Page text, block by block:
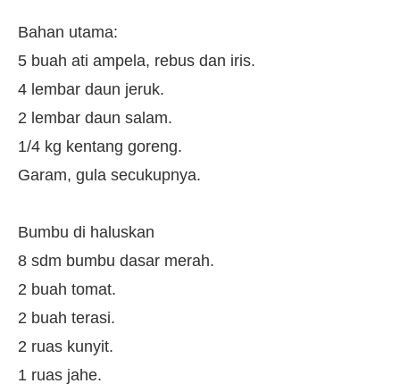
Bahan utama:
5 buah ati ampela, rebus dan iris.
4 lembar daun jeruk.
2 lembar daun salam.
1/4 kg kentang goreng.
Garam, gula secukupnya.
Bumbu di haluskan
8 sdm bumbu dasar merah.
2 buah tomat.
2 buah terasi.
2 ruas kunyit.
1 ruas jahe.